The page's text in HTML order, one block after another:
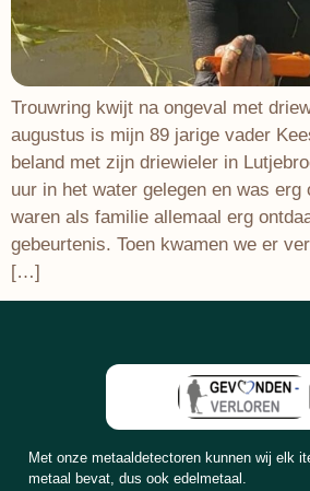
Trouwring kwijt na ongeval met
augustus is mijn 89 jarige vader
beland met zijn driewieler in
uur in het water gelegen en was erg
waren als familie allemaal erg
gebeurtenis. Toen kwamen we er
[…]
Met onze metaaldetectoren kunnen wij elk
metaal bevat, dus ook edelmetaal.